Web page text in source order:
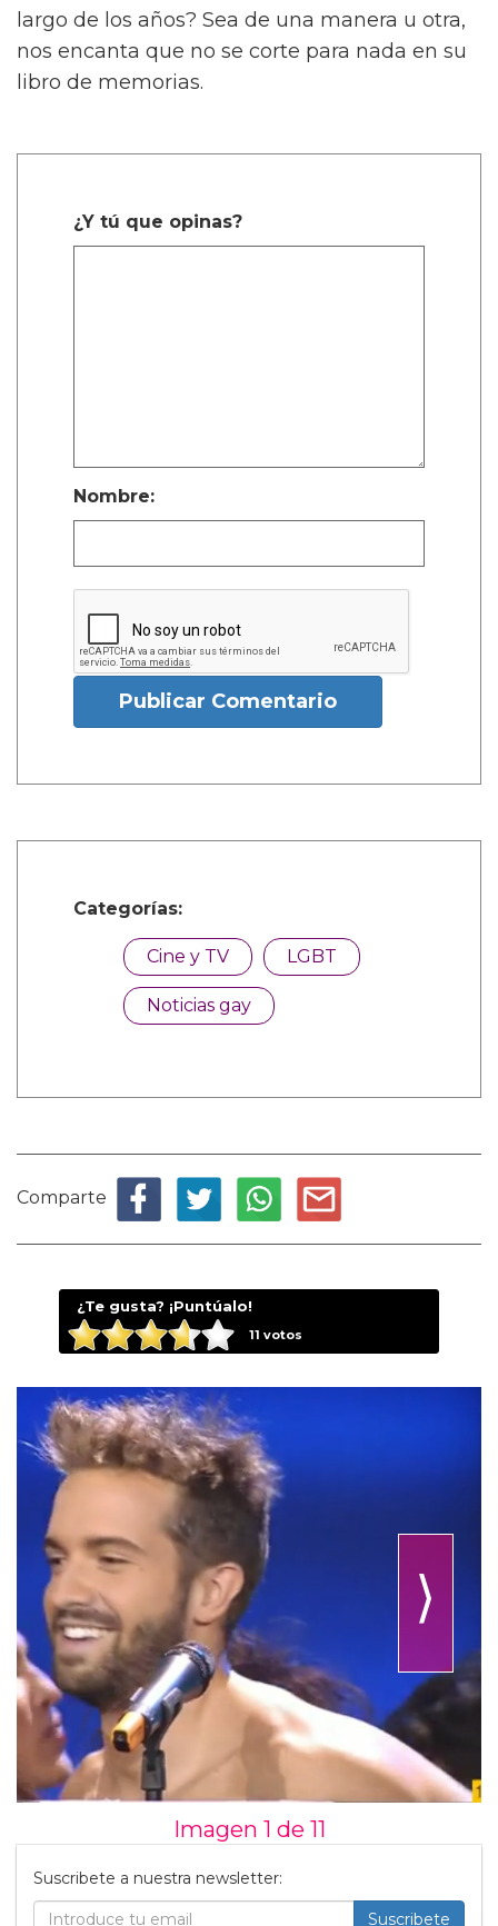
largo de los años? Sea de una manera u otra,
nos encanta que no se corte para nada en su
libro de memorias.
¿Y tú que opinas?
Nombre:
Publicar Comentario
Categorías:
Cine y TV LGBT
Noticias gay
Comparte
¿Te gusta? ¡Puntúalo!
11 votos
⟩
Imagen 1 de 11
Suscribete a nuestra newsletter:
Suscribete